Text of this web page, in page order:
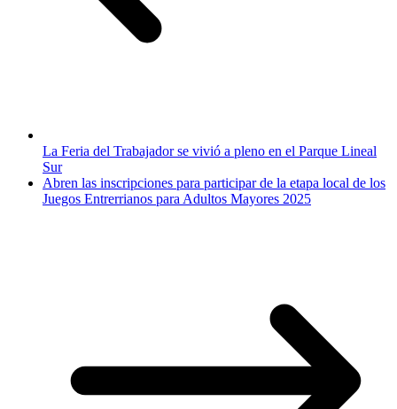
La Feria del Trabajador se vivió a pleno en el Parque Lineal
Sur
Abren las inscripciones para participar de la etapa local de los
Juegos Entrerrianos para Adultos Mayores 2025